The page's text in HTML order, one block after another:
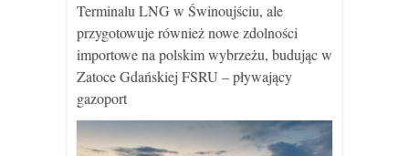
Terminalu LNG w Świnoujściu, ale
przygotowuje również nowe zdolności
importowe na polskim wybrzeżu, budując w
Zatoce Gdańskiej FSRU – pływający
gazoport